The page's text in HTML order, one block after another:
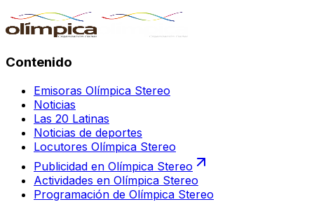
Contenido
Emisoras Olímpica Stereo
Noticias
Las 20 Latinas
Noticias de deportes
Locutores Olímpica Stereo
Publicidad en Olímpica Stereo
Actividades en Olímpica Stereo
Programación de Olímpica Stereo